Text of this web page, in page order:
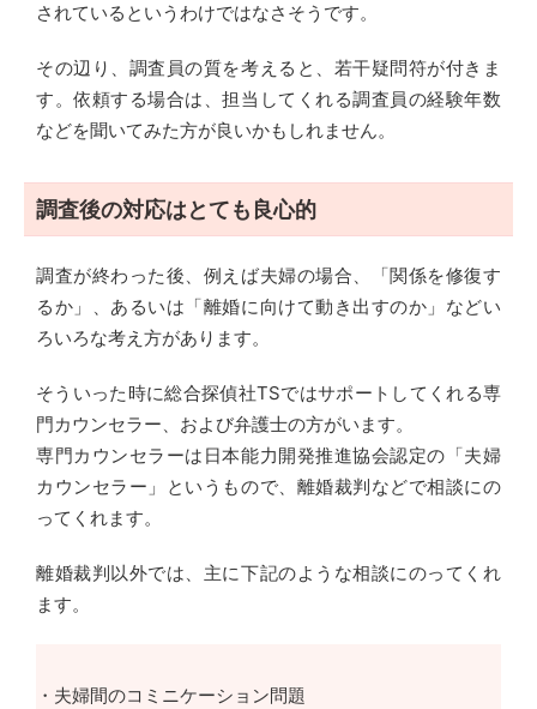
されているというわけではなさそうです。
その辺り、調査員の質を考えると、若干疑問符が付きま
す。依頼する場合は、担当してくれる調査員の経験年数
などを聞いてみた方が良いかもしれません。
調査後の対応はとても良心的
調査が終わった後、例えば夫婦の場合、「関係を修復す
るか」、あるいは「離婚に向けて動き出すのか」などい
ろいろな考え方があります。
そういった時に総合探偵社TSではサポートしてくれる専
門カウンセラー、および弁護士の方がいます。
専門カウンセラーは日本能力開発推進協会認定の「夫婦
カウンセラー」というもので、離婚裁判などで相談にの
ってくれます。
離婚裁判以外では、主に下記のような相談にのってくれ
ます。
・夫婦間のコミニケーション問題